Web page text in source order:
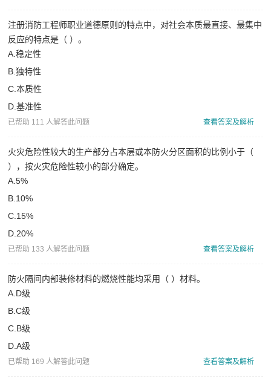
师
注册消防工程师职业道德原则的特点中，对社会本质最直接、最集中
反应的特点是（ ）。
A.稳定性
B.独特性
C.本质性
D.基准性
已帮助 111 人解答此问题 查看答案及解析
火灾危险性较大的生产部分占本层或本防火分区面积的比例小于（
），按火灾危险性较小的部分确定。
A.5%
B.10%
C.15%
D.20%
已帮助 133 人解答此问题 查看答案及解析
防火隔间内部装修材料的燃烧性能均采用（ ）材料。
A.D级
B.C级
C.B级
D.A级
已帮助 169 人解答此问题 查看答案及解析